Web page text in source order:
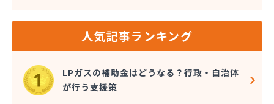
株式会社ガステム
株式会社ガスパル 岡崎販売所
株式会社カネコ
株式会社カネ庄
株式会社クラシアン岡崎支社
株式会社コクネ
人気記事ランキング
LPガスの補助金はどうなる？行政・自治体
が行う支援策